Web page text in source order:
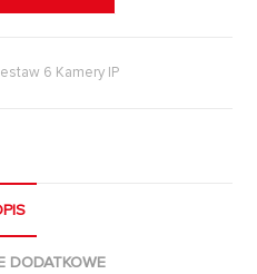
6 Kamery IP
DODATKOWE